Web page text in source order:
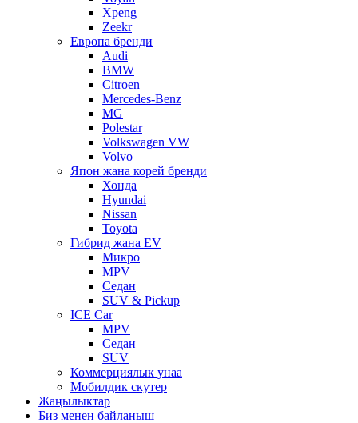
Xpeng
Zeekr
Европа бренди
Audi
BMW
Citroen
Mercedes-Benz
MG
Polestar
Volkswagen VW
Volvo
Япон жана корей бренди
Хонда
Hyundai
Nissan
Toyota
Гибрид жана EV
Микро
MPV
Седан
SUV & Pickup
ICE Car
MPV
Седан
SUV
Коммерциялык унаа
Мобилдик скутер
Жаңылыктар
Биз менен байланыш